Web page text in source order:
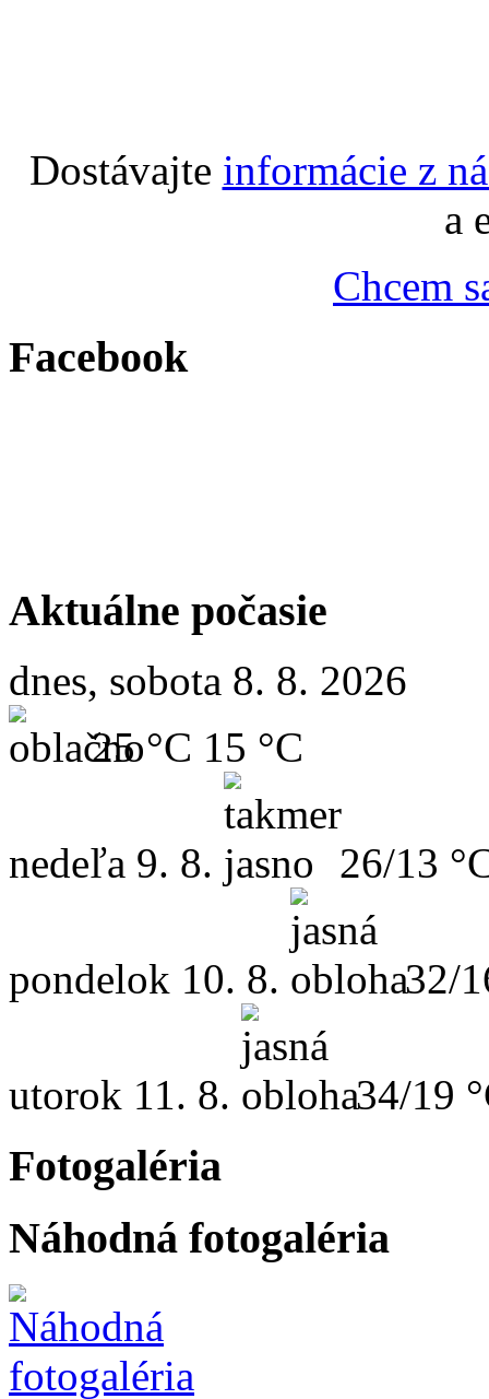
Dostávajte informácie z
a
Chcem
Facebook
Aktuálne počasie
dnes, sobota 8. 8. 2026
25 °C 15 °C
nedeľa 9. 8. 26/13
pondelok 10. 8. 32/
utorok 11. 8. 34/19
Fotogaléria
Náhodná fotogaléria